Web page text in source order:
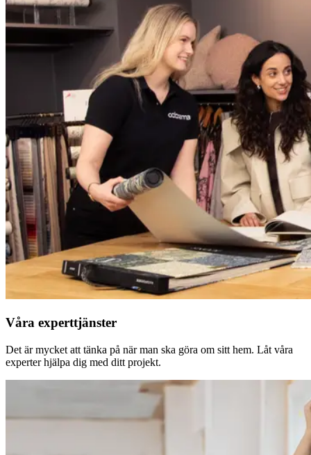
Våra experttjänster
Det är mycket att tänka på när man ska göra om sitt hem. Låt våra
experter hjälpa dig med ditt projekt.